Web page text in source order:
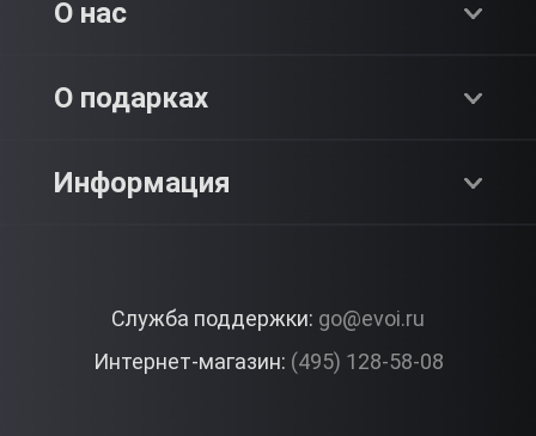
Premium
О нас
О компании
Контакты
О подарках
Как это работает?
Вопросы и ответы
Информация
Корпоративные подарки
Служба поддержки: go@evoi.ru
Интернет-магазин: (495) 128-58-08